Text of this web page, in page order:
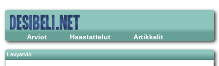
Arviot Haastattelut Artikkelit
Levyarvio